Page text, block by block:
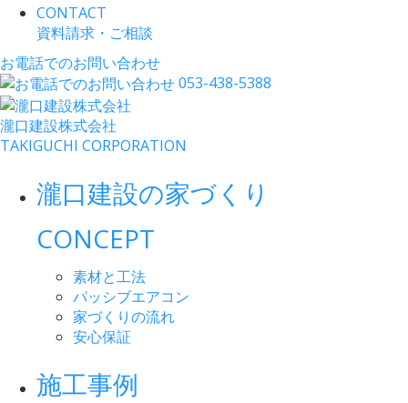
CONTACT
資料請求・ご相談
お電話でのお問い合わせ
053-438-5388
瀧口建設株式会社
TAKIGUCHI CORPORATION
瀧口建設の家づくり
CONCEPT
素材と工法
パッシブエアコン
家づくりの流れ
安心保証
施工事例